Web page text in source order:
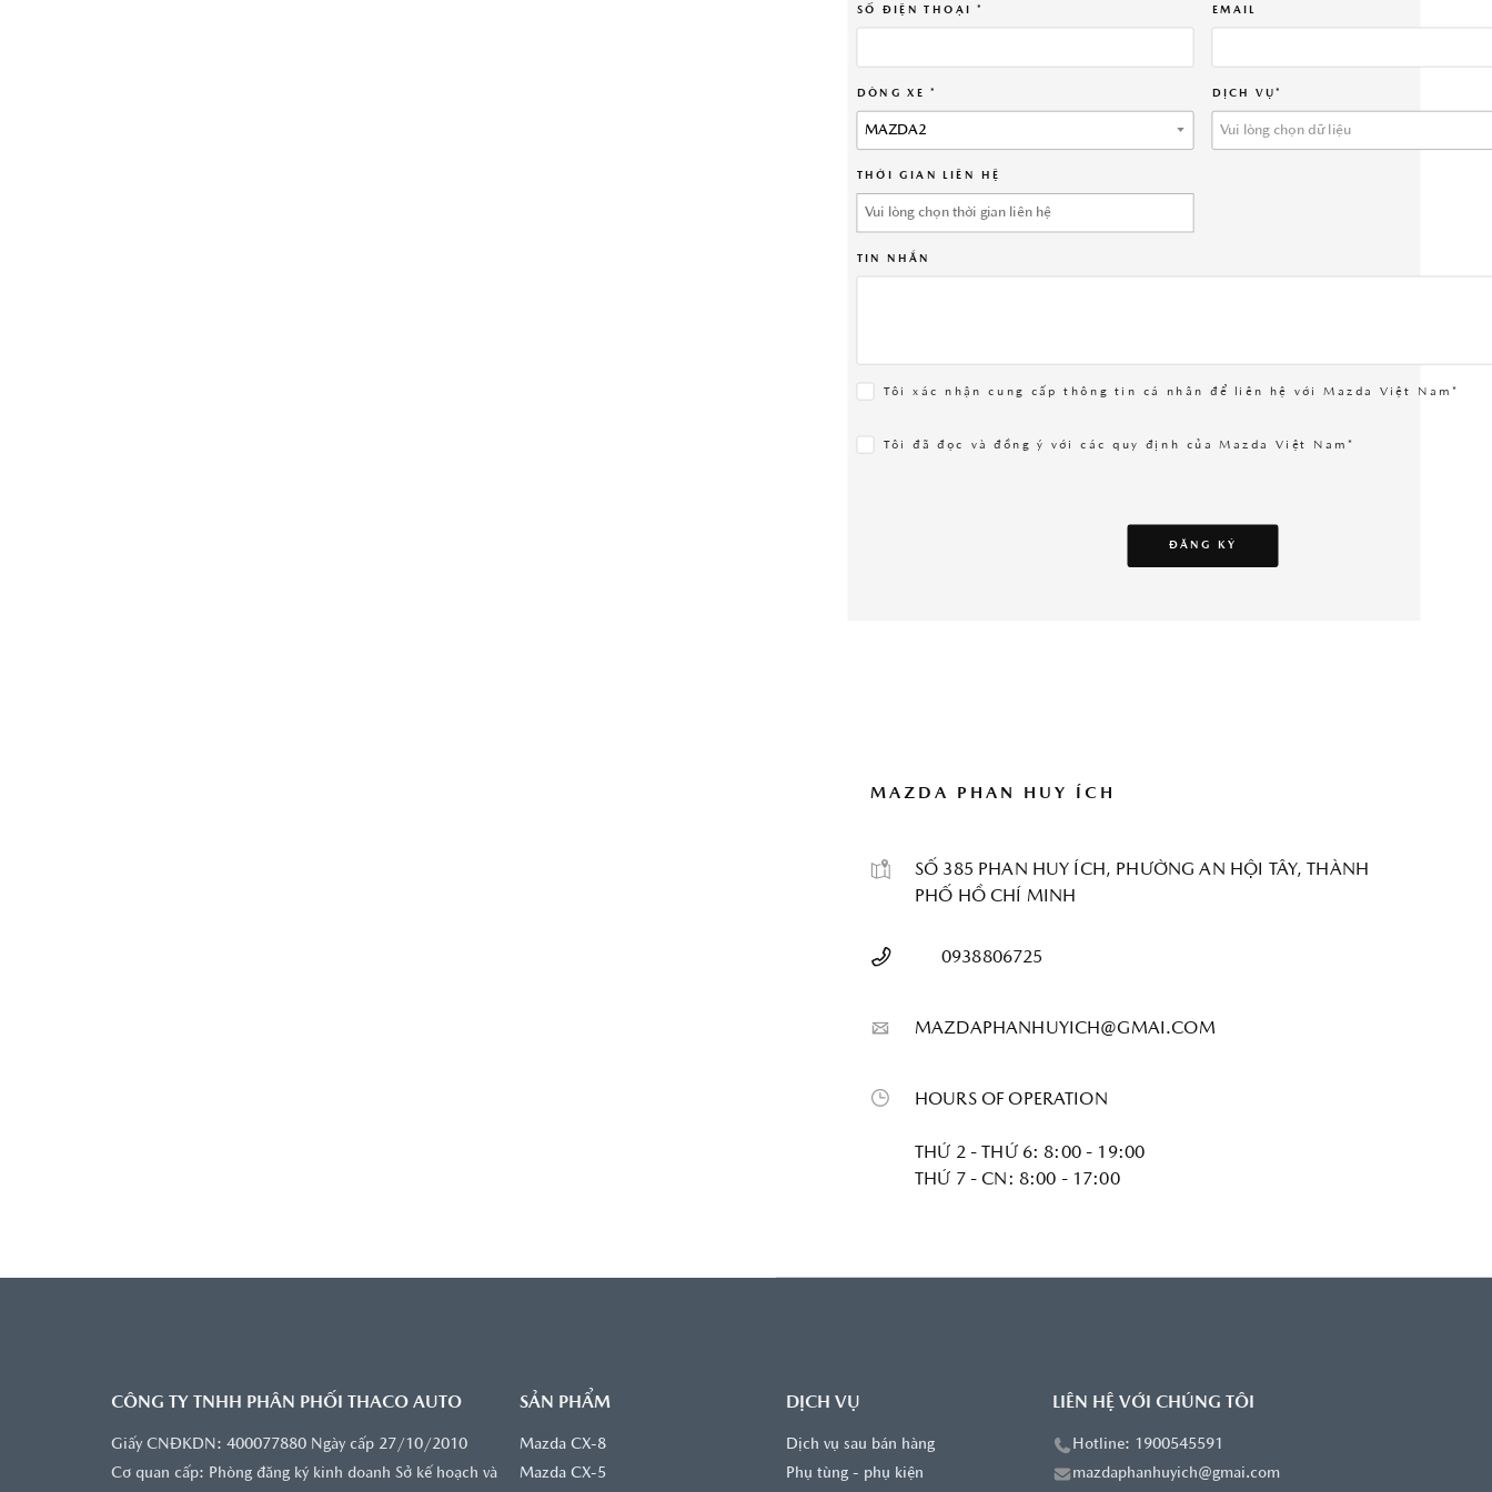
THACO AUTO Services tích hợp những tính năng nổi bật như Quản
SỐ ĐIỆN THOẠI * EMAIL
DÒNG XE *
MAZDA2
DỊCH VỤ*
Vui lòng chọn dữ liệu
THỜI GIAN LIÊN HỆ
TIN NHẮN
Tôi xác nhận cung cấp thông tin cá nhân để liên hệ với Mazda Việt Nam*
Tôi đã đọc và đồng ý với các quy định của Mazda Việt Nam*
ĐĂNG KÝ
MAZDA PHAN HUY ÍCH
SỐ 385 PHAN HUY ÍCH, PHƯỜNG AN HỘI TÂY, THÀNH
PHỐ HỒ CHÍ MINH
0938806725
MAZDAPHANHUYICH@GMAI.COM
HOURS OF OPERATION
THỨ 2 - THỨ 6: 8:00 - 19:00
THỨ 7 - CN: 8:00 - 17:00
CÔNG TY TNHH PHÂN PHỐI THACO AUTO
Giấy CNĐKDN: 400077880 Ngày cấp 27/10/2010
Cơ quan cấp: Phòng đăng ký kinh doanh Sở kế hoạch và
SẢN PHẨM
Mazda CX-8
Mazda CX-5
DỊCH VỤ
Dịch vụ sau bán hàng
Phụ tùng - phụ kiện
LIÊN HỆ VỚI CHÚNG TÔI
Hotline: 1900545591
mazdaphanhuyich@gmai.com